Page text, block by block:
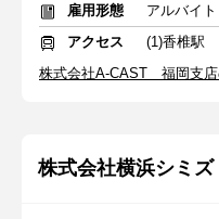
雇用形態
アルバイ
アクセス
(1)香椎駅
株式会社A-CAST 福岡支店
株式会社横浜シミズ